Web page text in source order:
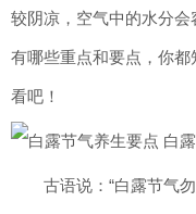
较阴凉，空气中的水分会
有哪些重点和要点，你
看吧！
古语说：“白露节气勿